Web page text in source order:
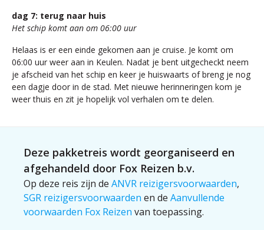
dag 7: terug naar huis
Het schip komt aan om 06:00 uur
Helaas is er een einde gekomen aan je cruise. Je komt om
06:00 uur weer aan in Keulen. Nadat je bent uitgecheckt neem
je afscheid van het schip en keer je huiswaarts of breng je nog
een dagje door in de stad. Met nieuwe herinneringen kom je
weer thuis en zit je hopelijk vol verhalen om te delen.
Deze pakketreis wordt georganiseerd en
afgehandeld door Fox Reizen b.v.
Op deze reis zijn de ANVR reizigersvoorwaarden,
SGR reizigersvoorwaarden en de Aanvullende
voorwaarden Fox Reizen van toepassing.